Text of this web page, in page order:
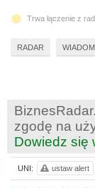
zgodę na
Dowiedz się
UNI: ustaw alert
Trwa łączenie z
RADAR